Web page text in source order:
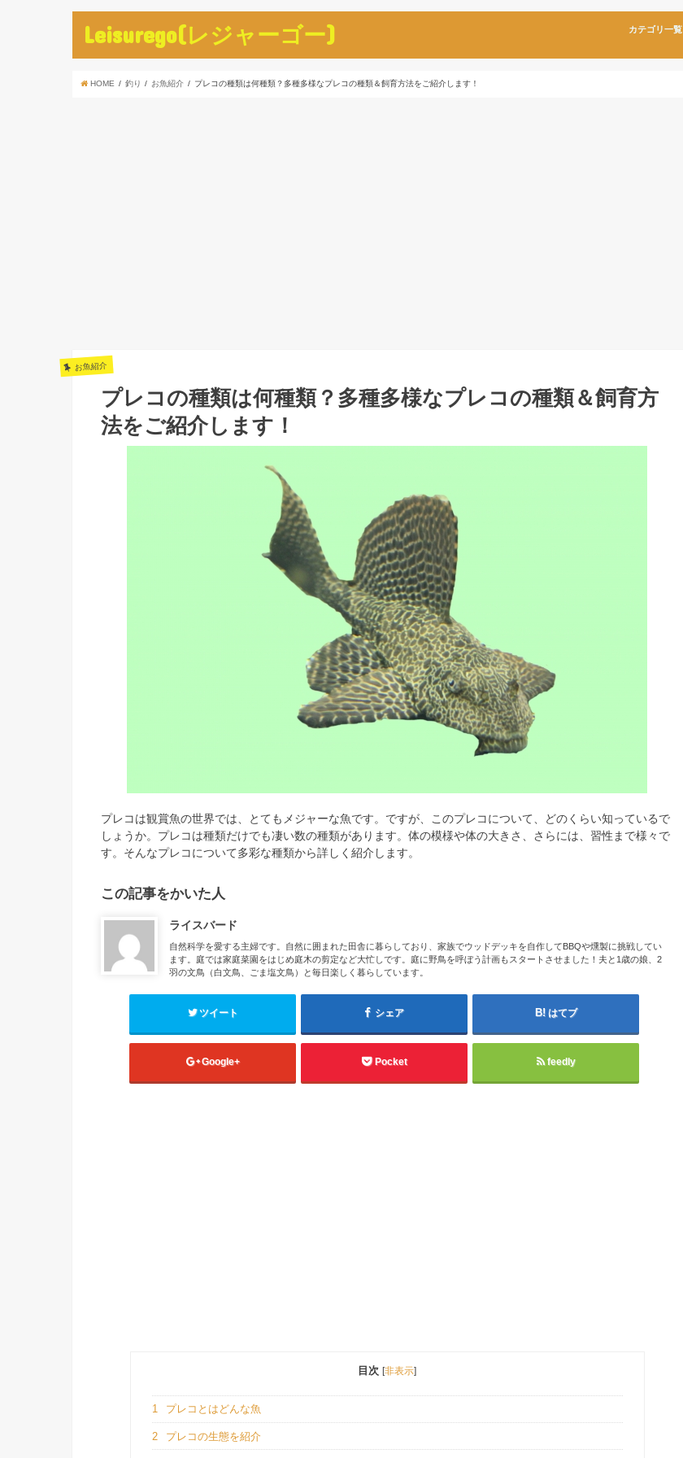
Leisurego(レジャーゴー) カテゴリ一覧
HOME 釣り お魚紹介 プレコの種類は何種類？多種多様なプレコの種類＆飼育方法をご紹介します！
お魚紹介
プレコの種類は何種類？多種多様なプレコの種類＆飼育方
法をご紹介します！
プレコは観賞魚の世界では、とてもメジャーな魚です。ですが、このプレコについて、どのくらい知っているで
しょうか。プレコは種類だけでも凄い数の種類があります。体の模様や体の大きさ、さらには、習性まで様々で
す。そんなプレコについて多彩な種類から詳しく紹介します。
この記事をかいた人
ライスバード
自然科学を愛する主婦です。自然に囲まれた田舎に暮らしており、家族でウッドデッキを自作してBBQや燻製に挑戦してい
ます。庭では家庭菜園をはじめ庭木の剪定など大忙しです。庭に野鳥を呼ぼう計画もスタートさせました！夫と1歳の娘、2
羽の文鳥（白文鳥、ごま塩文鳥）と毎日楽しく暮らしています。
ツイート シェア はてブ
Google+ Pocket feedly
目次 [非表示]
1 プレコとはどんな魚
2 プレコの生態を紹介